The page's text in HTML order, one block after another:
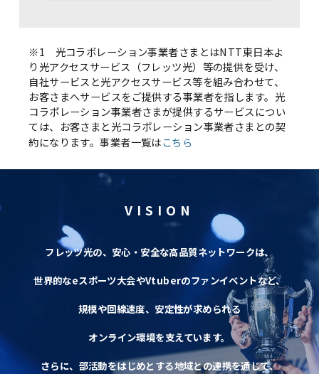
※1 光コラボレーション事業者さまとはNTT東日本よ
り光アクセスサービス（フレッツ光）等の提供を受け、
自社サービスと光アクセスサービス等を組み合わせて、
お客さまへサービスをご提供する事業者を指します。光
コラボレーション事業者さまが提供するサービスについ
ては、お客さまと光コラボレーション事業者さまとの契
約になります。事業者一覧はこちら
VISION
フレッツ光の、安心・安全な高品質ネットワークは、
世界的なeスポーツ大会やVtuberのファンイベントなど、
規模や回線速度、安定性が求められる
オンライン環境を支えています。
さらに、部活動をはじめとする地域との連携を通じて、